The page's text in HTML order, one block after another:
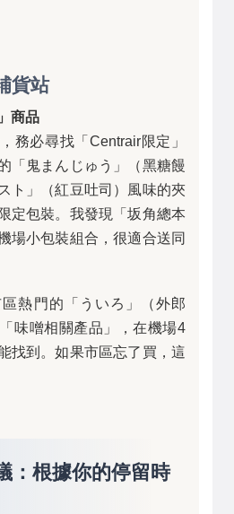
貨站
商品
務必尋找「Centrair限定」
「鬼まんじゅう」（黑糖饅
ト」（紅豆吐司）風味的夾
定包裝。我發現「坂角總本
場小包裝組合，很適合送同
熱門的「ういろ」（外郎
味噌相關產品」，在機場4
找到。如果市區忘了買，這
：根據你的停留時